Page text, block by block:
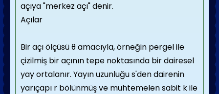
açıya "merkez açı" denir.
Açılar
Bir açı ölçüsü θ amacıyla, örneğin pergel ile
çizilmiş bir açının tepe noktasında bir dairesel
yay ortalanır. Yayın uzunluğu s'den dairenin
yarıçapı r bölünmüş ve muhtemelen sabit k ile